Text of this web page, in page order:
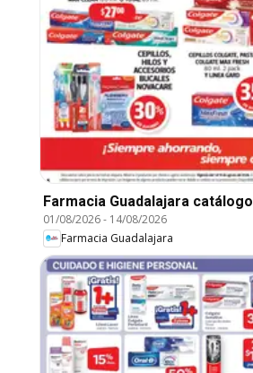
Farmacia Guadalajara catálogo
01/08/2026- 14/08/2026
Farmacia Guadalajara